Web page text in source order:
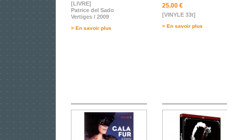
[LIVRE]
Patrice del Sado
Vertiges / 2009
> En savoir plus
25.00 €
[VINYLE 33t]
> En savoir plus